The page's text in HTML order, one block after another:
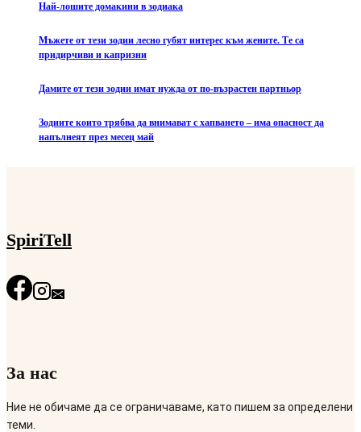
Най-лошите домакини в зодиака
Мъжете от тези зодии лесно губят интерес към жените. Те са
придирчиви и капризни
Дамите от тези зодии имат нужда от по-възрастен партньор
Зодиите които трябва да внимават с хапването – има опасност да
напълнеят през месец май
SpiriTell
За нас
Ние не обичаме да се ограничаваме, като пишем за определени
теми.